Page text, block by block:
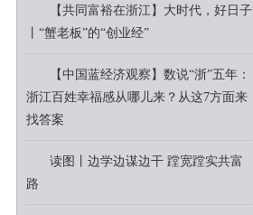
【共同富裕在浙江】大时代，好日子
丨“蟹老板”的“创业经”
【中国蓝经济观察】数说“浙”五年：
浙江百姓幸福感从哪儿来？从这7方面来
找答案
读图丨边学边谋边干 蹚宽蹚实共富
路